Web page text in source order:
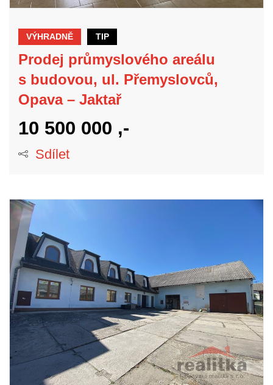
VÝHRADNĚ TIP
Prodej průmyslového areálu
s budovou, ul. Přemyslovců,
Opava – Jaktař
10 500 000 ,-
Sdílet